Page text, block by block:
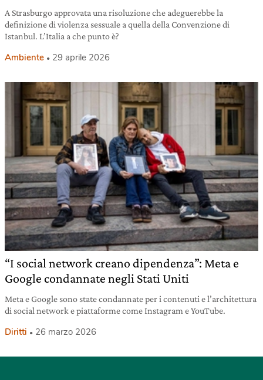
A Strasburgo approvata una risoluzione che adeguerebbe la
definizione di violenza sessuale a quella della Convenzione di
Istanbul. L’Italia a che punto è?
Ambiente 29 aprile 2026
“I social network creano dipendenza”: Meta e
Google condannate negli Stati Uniti
Meta e Google sono state condannate per i contenuti e l’architettura
di social network e piattaforme come Instagram e YouTube.
Diritti 26 marzo 2026